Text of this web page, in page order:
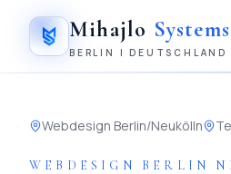
Mihajlo Systems
BERLIN | DEUTSCHLAND
Webdesign Berlin/Neukölln
WEBDESIGN BERLIN